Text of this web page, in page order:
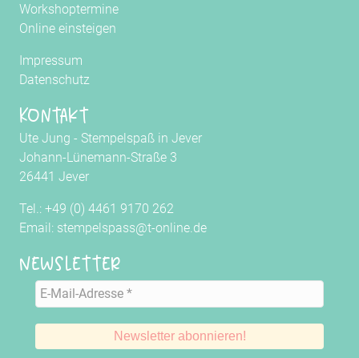
Workshoptermine
Online einsteigen
Impressum
Datenschutz
Kontakt
Ute Jung - Stempelspaß in Jever
Johann-Lünemann-Straße 3
26441 Jever
Tel.: +49 (0) 4461 9170 262
Email: stempelspass@t-online.de
Newsletter